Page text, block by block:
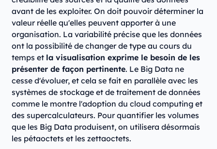
avant de les exploiter. On doit pouvoir déterminer la
valeur réelle qu'elles peuvent apporter à une
organisation. La variabilité précise que les données
ont la possibilité de changer de type au cours du
temps et la visualisation exprime le besoin de les
présenter de façon pertinente. Le Big Data ne
cesse d'évoluer, et cela se fait en parallèle avec les
systèmes de stockage et de traitement de données
comme le montre l'adoption du cloud computing et
des supercalculateurs. Pour quantifier les volumes
que les Big Data produisent, on utilisera désormais
les pétaoctets et les zettaoctets.